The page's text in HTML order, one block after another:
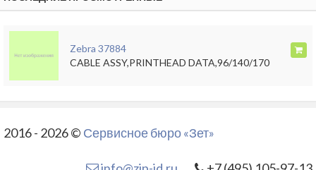
Zebra 37884
CABLE ASSY,PRINTHEAD DATA,96/140/170
2016 - 2026 © Сервисное бюро «Зет»